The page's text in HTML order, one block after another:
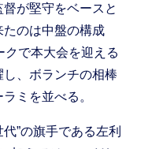
が堅守をベースと
たのは中盤の構成
クで本大会を迎える
、ボランチの相棒
ミを並べる。
”の旗手である左利